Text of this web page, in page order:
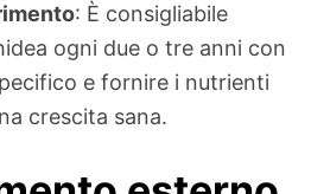
: È consigliabile
ogni due o tre anni con
e fornire i nutrienti
crescita sana.